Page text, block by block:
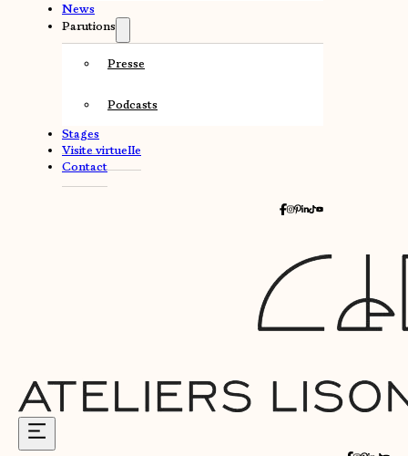
News
Parutions
Presse
Podcasts
Stages
Visite virtuelle
Contact